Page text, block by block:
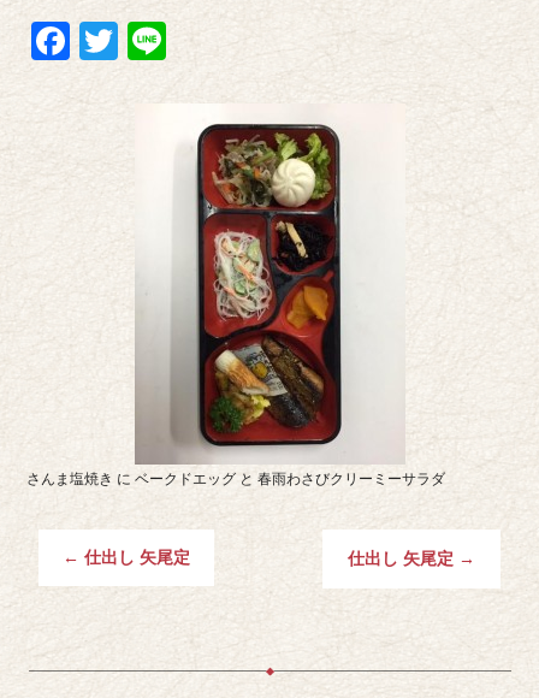
Facebook
TwitterLine
さんま塩焼き に ベークドエッグ と 春雨わさびクリーミーサラダ
← 仕出し 矢尾定 仕出し 矢尾定 →